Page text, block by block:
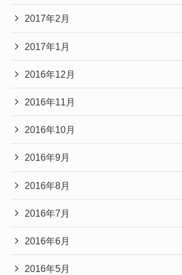
2017年2月
2017年1月
2016年12月
2016年11月
2016年10月
2016年9月
2016年8月
2016年7月
2016年6月
2016年5月